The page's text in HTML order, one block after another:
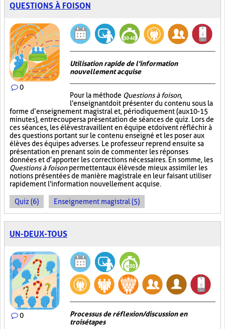
QUESTIONS À FOISON
0
Utilisation rapide de l'information
nouvellement acquise
Pour la méthode Questions à foison,
l'enseignant doit présenter du contenu sous la
forme d’enseignement magistral et, périodiquement (aux 10-15
minutes), entrecouper sa présentation de séances de quiz. Lors de
ces séances, les élèves travaillent en équipe et doivent réfléchir à
des questions portant sur le contenu enseigné et les poser aux
élèves des équipes adverses. Le professeur reprend ensuite sa
présentation en prenant soin de commenter les réponses
données et d’apporter les corrections nécessaires. En somme, les
Questions à foisonpermettent aux élèves de mieux assimiler les
notions présentées de manière magistrale en leur faisant utiliser
rapidement l'information nouvellement acquise.
Quiz (6) Enseignement magistral (5)
UN-DEUX-TOUS
0
Processus de réflexion/discussion en
trois étapes